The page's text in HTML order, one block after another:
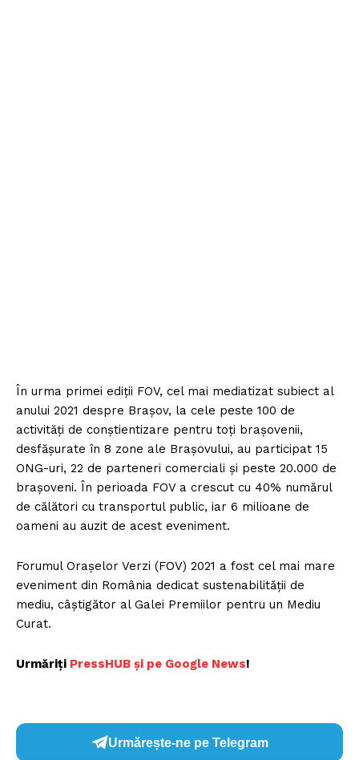
PRESShub
Despre noi / Echipa
Proiecte editoriale
Rețea
În urma primei ediții FOV, cel mai mediatizat subiect al
anului 2021 despre Brașov, la cele peste 100 de
activități de conștientizare pentru toți brașovenii,
desfășurate în 8 zone ale Brașovului, au participat 15
ONG-uri, 22 de parteneri comerciali și peste 20.000 de
brașoveni. În perioada FOV a crescut cu 40% numărul
de călători cu transportul public, iar 6 milioane de
oameni au auzit de acest eveniment.
Forumul Orașelor Verzi (FOV) 2021 a fost cel mai mare
eveniment din România dedicat sustenabilității de
mediu, câștigător al Galei Premiilor pentru un Mediu
Curat.
Urmăriți PressHUB și pe Google News!
Urmărește-ne pe Telegram